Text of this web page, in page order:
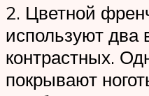
2. Цветной
используют два
контрастных.
покрывают